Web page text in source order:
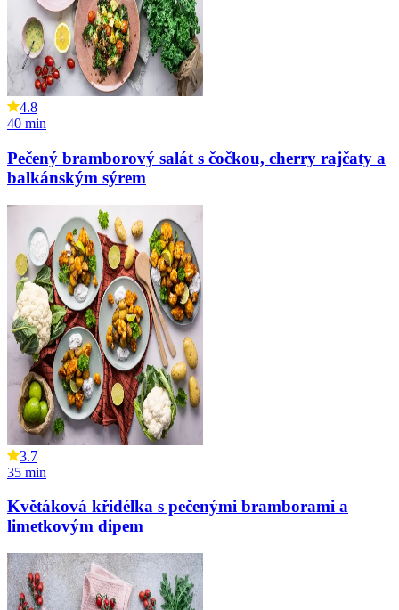
4.8
40 min
Pečený bramborový salát s čočkou, cherry rajčaty a
balkánským sýrem
3.7
35 min
Květáková křidélka s pečenými bramborami a
limetkovým dipem